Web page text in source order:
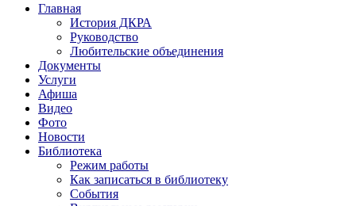
Главная
История ДКРА
Руководство
Любительские объединения
Документы
Услуги
Афиша
Видео
Фото
Новости
Библиотека
Режим работы
Как записаться в библиотеку
События